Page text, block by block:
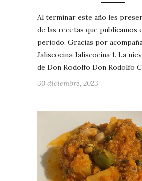
Al terminar este año les
de las recetas que publicamos
periodo. Gracias por
Jaliscocina Jaliscocina 1. La
de Don Rodolfo Don Rodolfo
30 diciembre, 2023